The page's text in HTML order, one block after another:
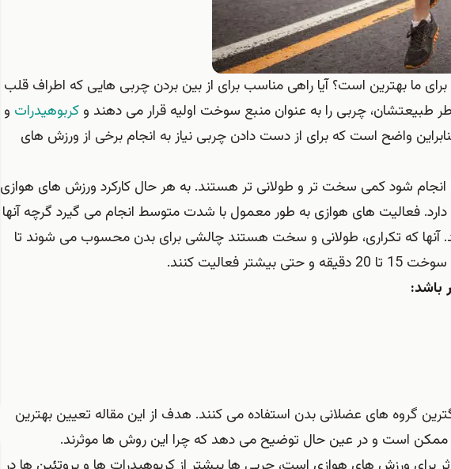
ما بهترین است؟ آیا راهی مناسب برای از بین بردن چربی هایی که اطراف قلب
طبیعتشان، چربی را به عنوان منبع سوخت اولیه قرار می دهند و کربوهیدرات و
واضح است که برای از دست دادن چربی نیاز به انجام برخی از ورزش های
شود کمی سخت تر و طولانی تر هستند. به هر حال کارکرد ورزش های هوازی
فعالیت های هوازی به طور معمول با شدت متوسط انجام می گیرد گرچه آنها
آنها که تکراری، طولانی و سخت هستند چالشی برای بدن محسوب می شوند تا
کنند.
باشد:
گروه های عضلانی بدن استفاده می کنند. هدف از این مقاله تعیین بهترین
ممکن است و در عین حال توضیح می دهد که چرا این روش ها موثرند.